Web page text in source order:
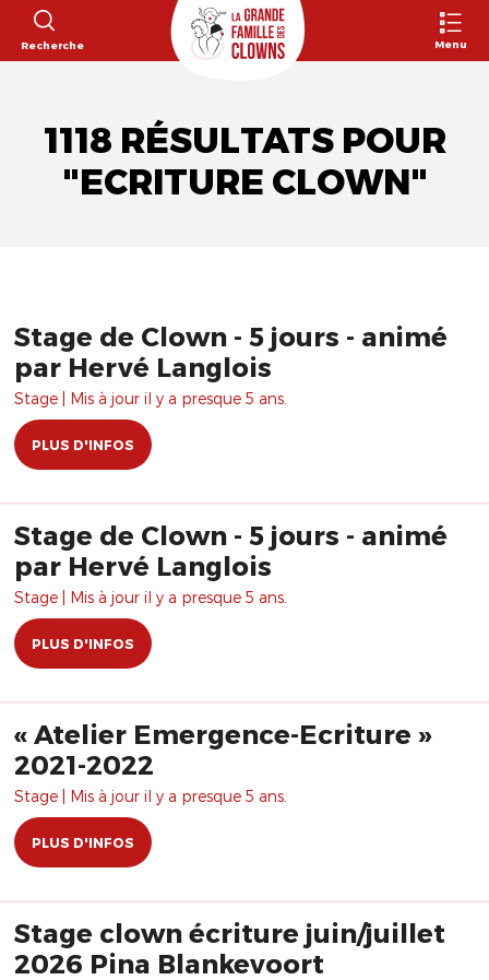
Recherche Menu
1118 RÉSULTATS POUR
"ECRITURE CLOWN"
Stage de Clown - 5 jours - animé
par Hervé Langlois
Stage | Mis à jour il y a presque 5 ans.
PLUS D'INFOS
Stage de Clown - 5 jours - animé
par Hervé Langlois
Stage | Mis à jour il y a presque 5 ans.
PLUS D'INFOS
« Atelier Emergence-Ecriture »
2021-2022
Stage | Mis à jour il y a presque 5 ans.
PLUS D'INFOS
Stage clown écriture juin/juillet
2026 Pina Blankevoort